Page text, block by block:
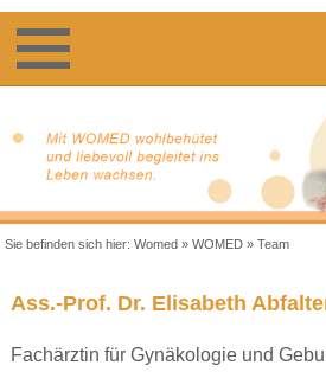
Sie befinden sich hier:Womed »WOMED »Team
Ass.-Prof. Dr. Elisabeth
Fachärztin für Gynäkologie und